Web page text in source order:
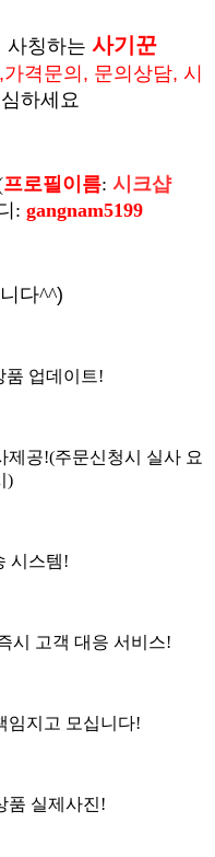
사칭하는 사기꾼
격문의, 문의상담, 시
하세요
프로필이름: 시크샵
: gangnam5199
다^^)
품 업데이트!
제공!(주문신청시 실사 요
)
시스템!
시 고객 대응 서비스!
임지고 모십니다!
품 실제사진!